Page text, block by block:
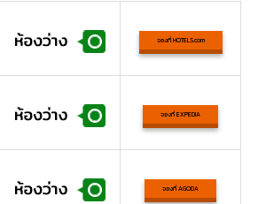
จองที่ HOTELS.com
จองที่ EXPEDIA
จองที่ AGODA